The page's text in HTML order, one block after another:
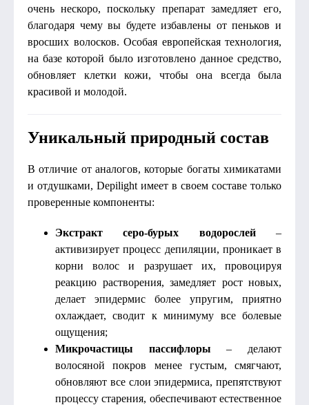
очень нескоро, поскольку препарат замедляет его,
благодаря чему вы будете избавлены от пеньков и
вросших волосков. Особая европейская технология,
на базе которой было изготовлено данное средство,
обновляет клетки кожи, чтобы она всегда была
красивой и молодой.
Уникальный природный состав
В отличие от аналогов, которые богаты химикатами
и отдушками, Depilight имеет в своем составе только
проверенные компоненты:
Экстракт серо-бурых водорослей–
активизирует процесс депиляции, проникает в
корни волос и разрушает их, провоцируя
реакцию растворения, замедляет рост новых,
делает эпидермис более упругим, приятно
охлаждает, сводит к минимуму все болевые
ощущения;
Микрочастицы пассифлоры – делают
волосяной покров менее густым, смягчают,
обновляют все слои эпидермиса, препятствуют
процессу старения, обеспечивают естественное